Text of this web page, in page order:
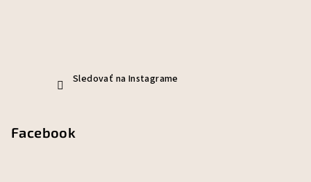
Sledovať na Instagrame
Facebook